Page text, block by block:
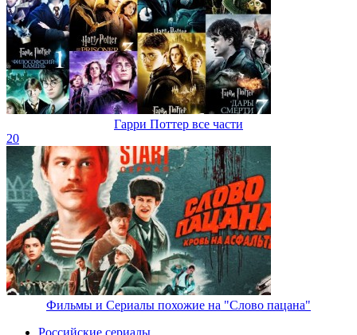
Гарри Поттер все части
20
Фильмы и Сериалы похожие на "Слово пацана"